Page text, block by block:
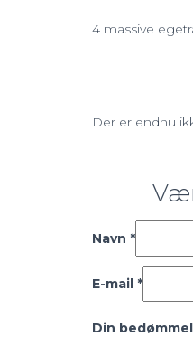
4 massive
Der er endnu
Navn *
E-mail *
Din